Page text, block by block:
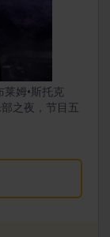
姆•斯托克
之夜，节目五